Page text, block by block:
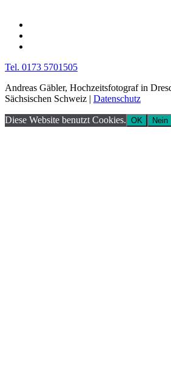
Tel. 0173 5701505
Andreas Gäbler, Hochzeitsfotograf in
Sächsischen Schweiz | Datenschutz
Diese Website benutzt Cookies. OK Nein